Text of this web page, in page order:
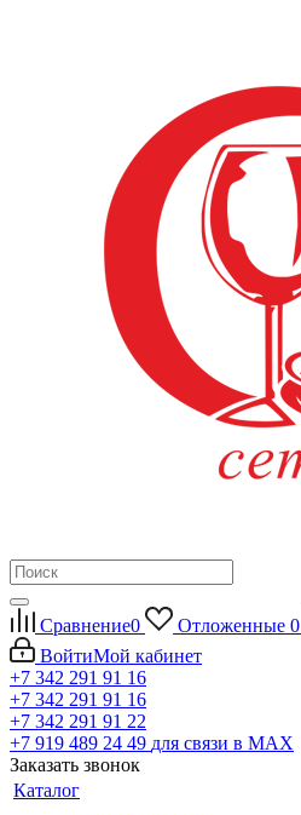
Сравнение0 Отложенные 0
ВойтиМой кабинет
+7 342 291 91 16
+7 342 291 91 16
+7 342 291 91 22
+7 919 489 24 49 для связи в МАХ
Заказать звонок
Каталог